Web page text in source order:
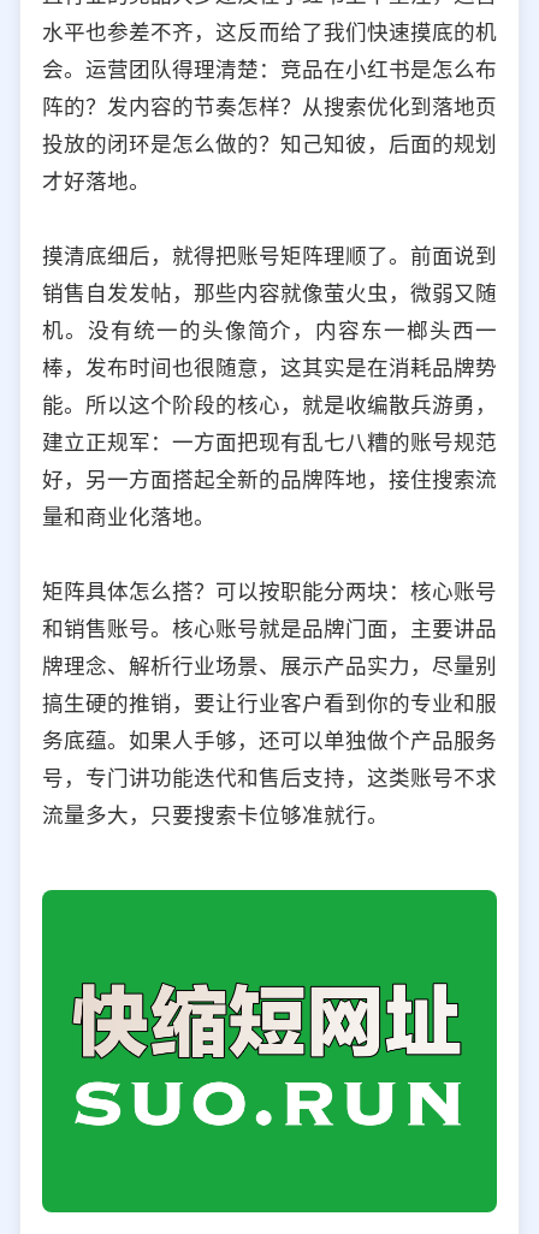
水平也参差不齐，这反而给了我们快速摸底的机
会。运营团队得理清楚：竞品在小红书是怎么布
阵的？发内容的节奏怎样？从搜索优化到落地页
投放的闭环是怎么做的？知己知彼，后面的规划
才好落地。
摸清底细后，就得把账号矩阵理顺了。前面说到
销售自发发帖，那些内容就像萤火虫，微弱又随
机。没有统一的头像简介，内容东一榔头西一
棒，发布时间也很随意，这其实是在消耗品牌势
能。所以这个阶段的核心，就是收编散兵游勇，
建立正规军：一方面把现有乱七八糟的账号规范
好，另一方面搭起全新的品牌阵地，接住搜索流
量和商业化落地。
矩阵具体怎么搭？可以按职能分两块：核心账号
和销售账号。核心账号就是品牌门面，主要讲品
牌理念、解析行业场景、展示产品实力，尽量别
搞生硬的推销，要让行业客户看到你的专业和服
务底蕴。如果人手够，还可以单独做个产品服务
号，专门讲功能迭代和售后支持，这类账号不求
流量多大，只要搜索卡位够准就行。